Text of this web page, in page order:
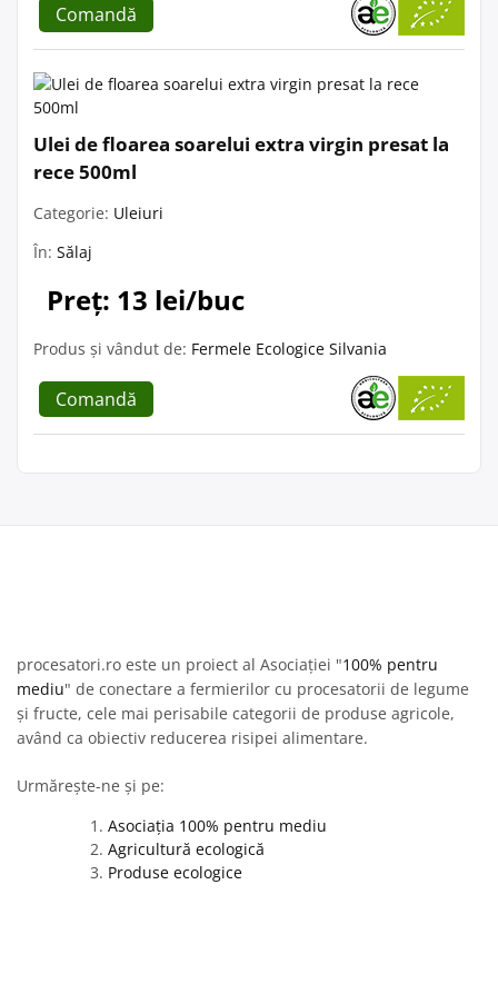
Comandă
Ulei de floarea soarelui extra virgin presat la
rece 500ml
Categorie: Uleiuri
În: Sălaj
Preț: 13 lei/buc
Produs și vândut de: Fermele Ecologice Silvania
Comandă
procesatori.ro este un proiect al Asociației "100% pentru
mediu" de conectare a fermierilor cu procesatorii de legume
și fructe, cele mai perisabile categorii de produse agricole,
având ca obiectiv reducerea risipei alimentare.
Urmărește-ne și pe:
Asociația 100% pentru mediu
Agricultură ecologică
Produse ecologice